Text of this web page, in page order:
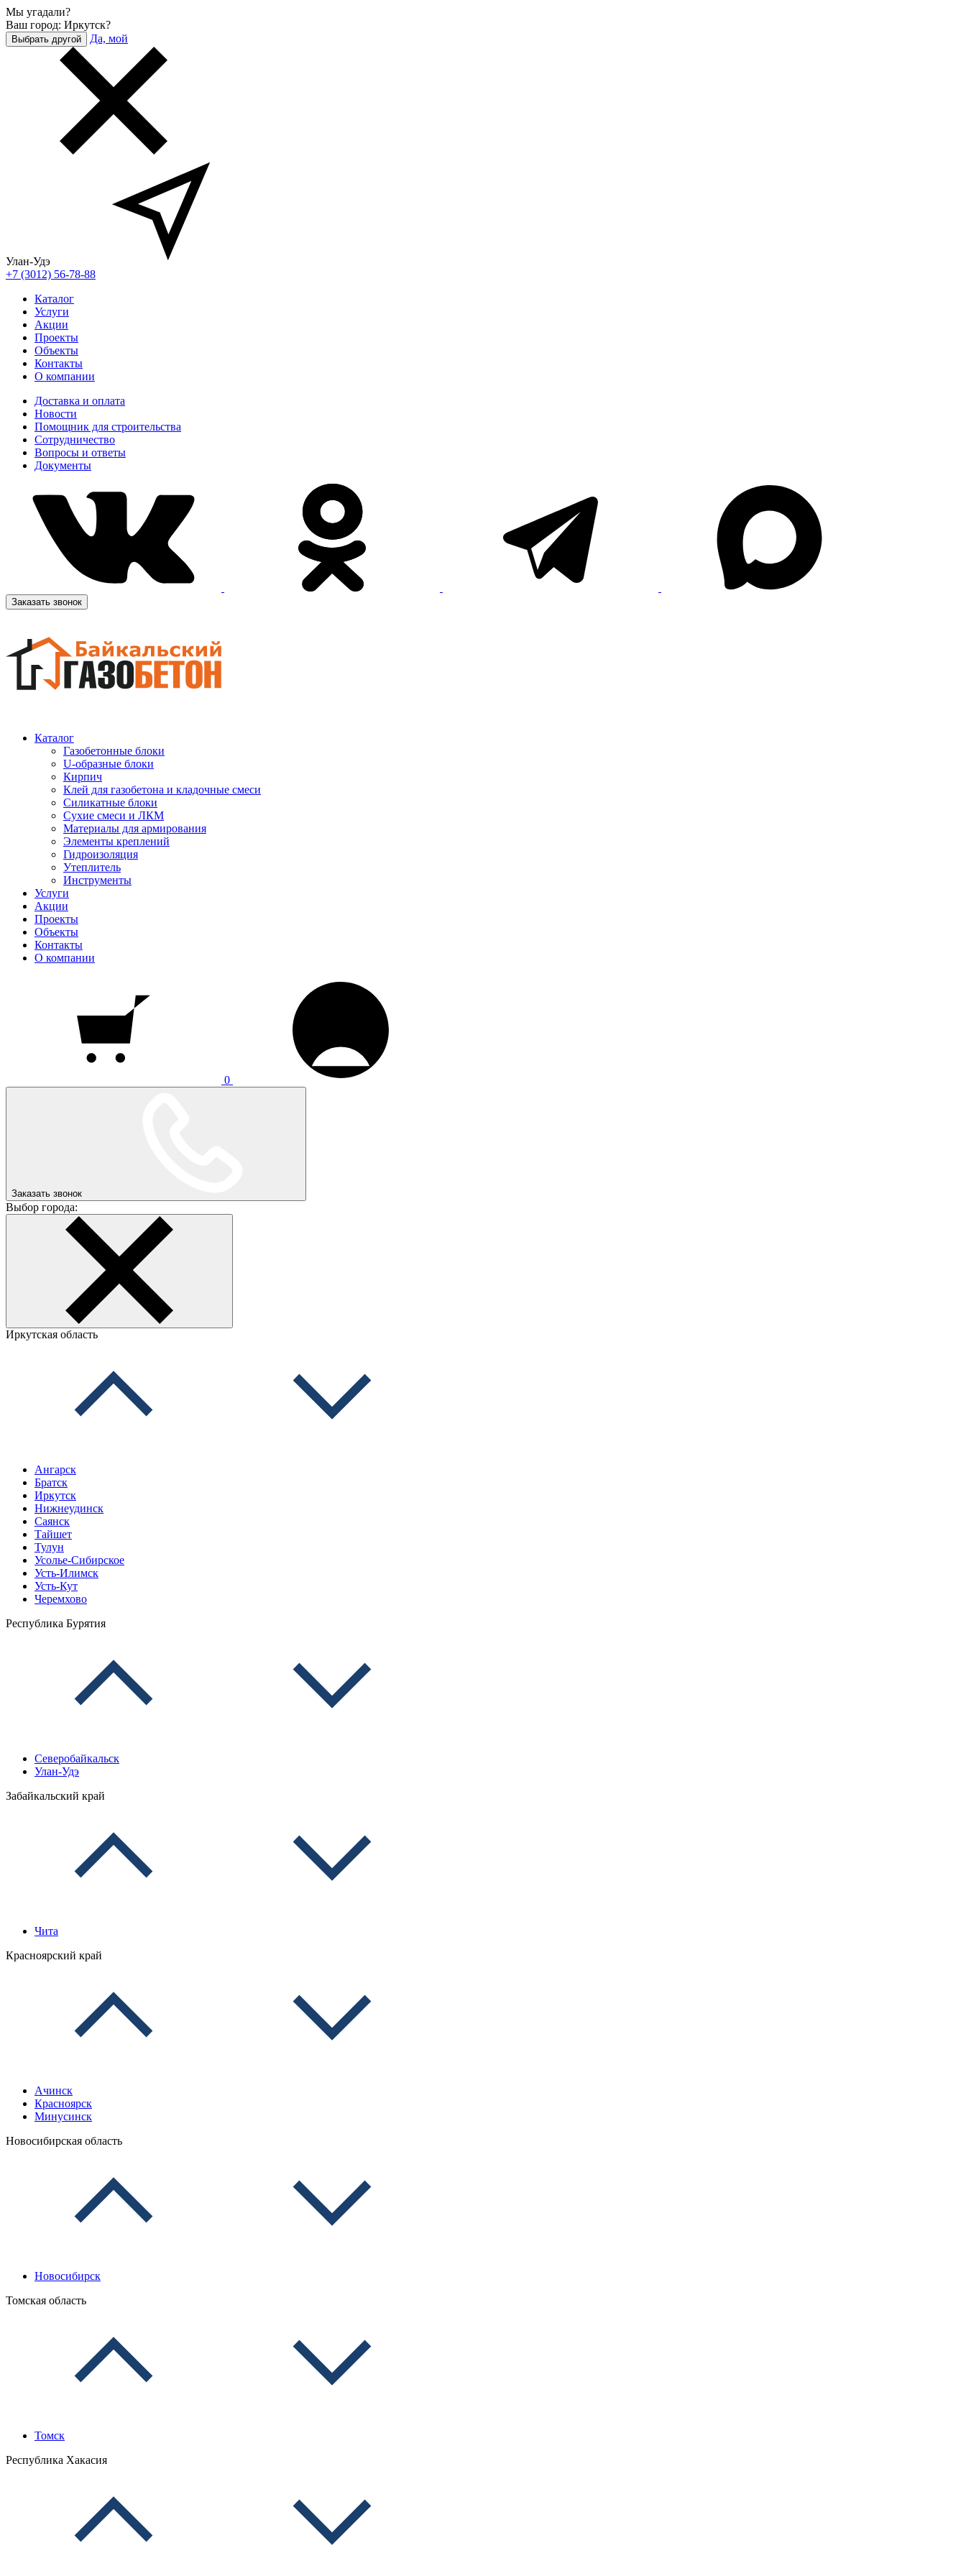
Мы угадали?
Ваш город: Иркутск?
Выбрать другой Да, мой
Улан-Удэ
+7 (3012) 56-78-88
Каталог
Услуги
Акции
Проекты
Объекты
Контакты
О компании
Доставка и оплата
Новости
Помощник для строительства
Сотрудничество
Вопросы и ответы
Документы
Заказать звонок
Каталог
Газобетонные блоки
U-образные блоки
Кирпич
Клей для газобетона и кладочные смеси
Силикатные блоки
Сухие смеси и ЛКМ
Материалы для армирования
Элементы креплений
Гидроизоляция
Утеплитель
Инструменты
Услуги
Акции
Проекты
Объекты
Контакты
О компании
0
Заказать звонок
Выбор города:
Иркутская область
Ангарск
Братск
Иркутск
Нижнеудинск
Саянск
Тайшет
Тулун
Усолье-Сибирское
Усть-Илимск
Усть-Кут
Черемхово
Республика Бурятия
Северобайкальск
Улан-Удэ
Забайкальский край
Чита
Красноярский край
Ачинск
Красноярск
Минусинск
Новосибирская область
Новосибирск
Томская область
Томск
Республика Хакасия